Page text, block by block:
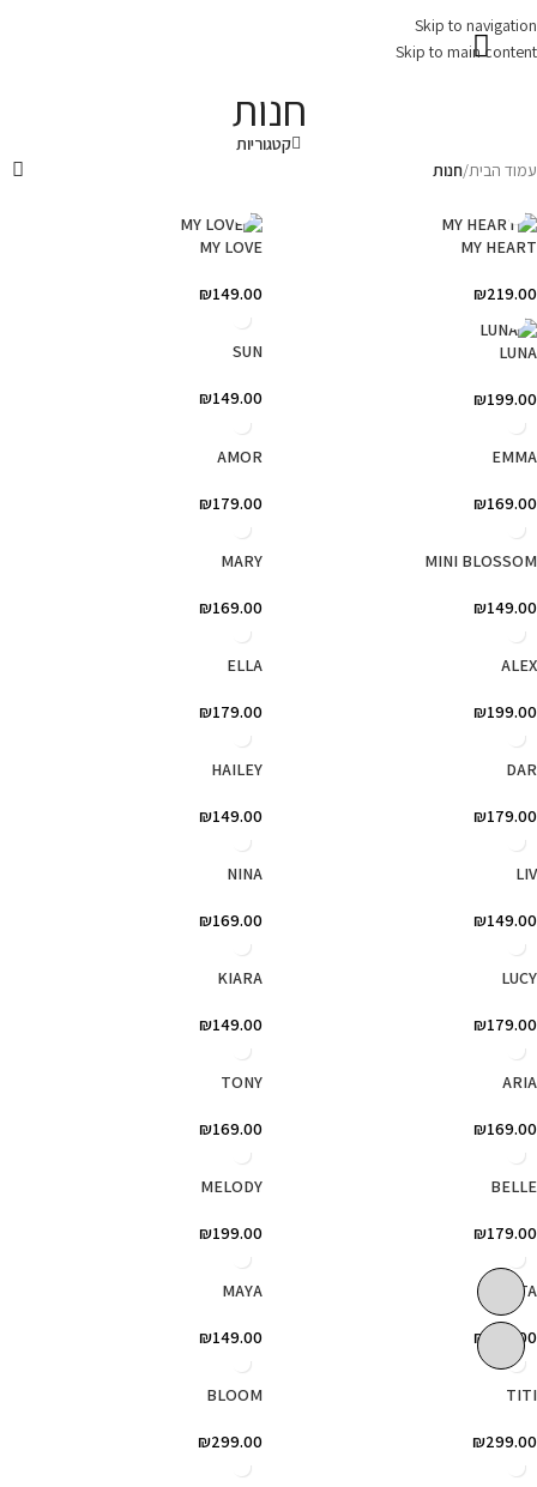
Skip to navigation
Skip to main content
חנות
קטגוריות
עמוד הבית/חנות
MY HEART
₪219.00
MY LOVE
₪149.00
LUNA
₪199.00
SUN
₪149.00
EMMA
₪169.00
AMOR
₪179.00
MINI BLOSSOM
₪149.00
MARY
₪169.00
ALEX
₪199.00
ELLA
₪179.00
DAR
₪179.00
HAILEY
₪149.00
LIV
₪149.00
NINA
₪169.00
LUCY
₪179.00
KIARA
₪149.00
ARIA
₪169.00
TONY
₪169.00
BELLE
₪179.00
MELODY
₪199.00
NETA
₪ 179.00
MAYA
₪149.00
TITI
₪299.00
BLOOM
₪299.00